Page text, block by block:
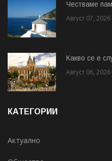
Честваме
Август 07, 2026
Какво се е
Август 06, 2026
КАТЕГОРИИ
Актуално